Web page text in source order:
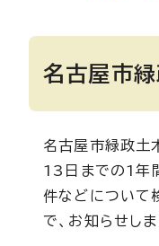
名古屋市
名古屋市緑政土
13日までの1年
件などについて
で、お知らせし